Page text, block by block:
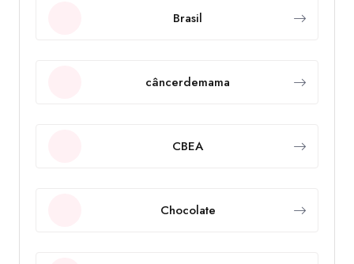
Brasil
câncerdemama
CBEA
Chocolate